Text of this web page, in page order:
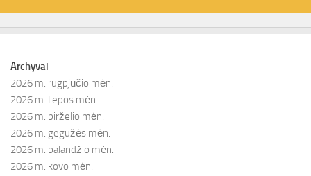
Archyvai
2026 m. rugpjūčio mėn.
2026 m. liepos mėn.
2026 m. birželio mėn.
2026 m. gegužės mėn.
2026 m. balandžio mėn.
2026 m. kovo mėn.